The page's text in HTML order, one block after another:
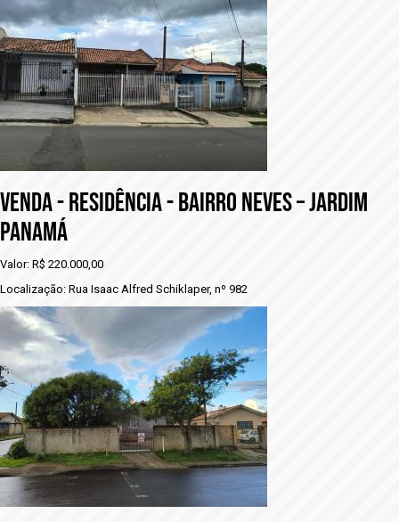
VENDA - RESIDÊNCIA - BAIRRO NEVES – JARDIM
PANAMÁ
Valor: R$ 220.000,00
Localização: Rua Isaac Alfred Schiklaper, nº 982